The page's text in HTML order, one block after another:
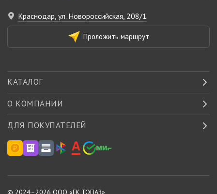
Краснодар, ул. Новороссийская, 208/1
Проложить маршрут
КАТАЛОГ
О КОМПАНИИ
ДЛЯ ПОКУПАТЕЛЕЙ
© 2024–2026 ООО «ГК ТОПАЗ»